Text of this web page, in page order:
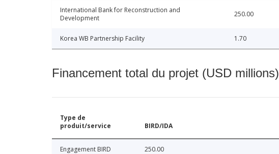
International Bank for Reconstruction and
Development
250.00
Korea WB Partnership Facility 1.70
Financement total du projet (USD millions)
Type de
produit/service
BIRD/IDA
Engagement BIRD 250.00